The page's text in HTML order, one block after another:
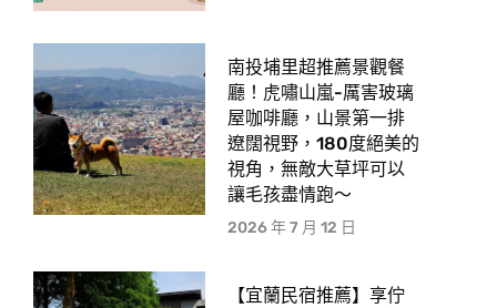
南投埔里超推薦景觀餐
廳！虎嘯山嵐-厲害玻璃
屋咖啡廳，山景第一排
遼闊視野，180度絕美的
視角，無敵大草坪可以
讓毛孩盡情跑〜
2026 年 7 月 12 日
【宜蘭民宿推薦】享佇